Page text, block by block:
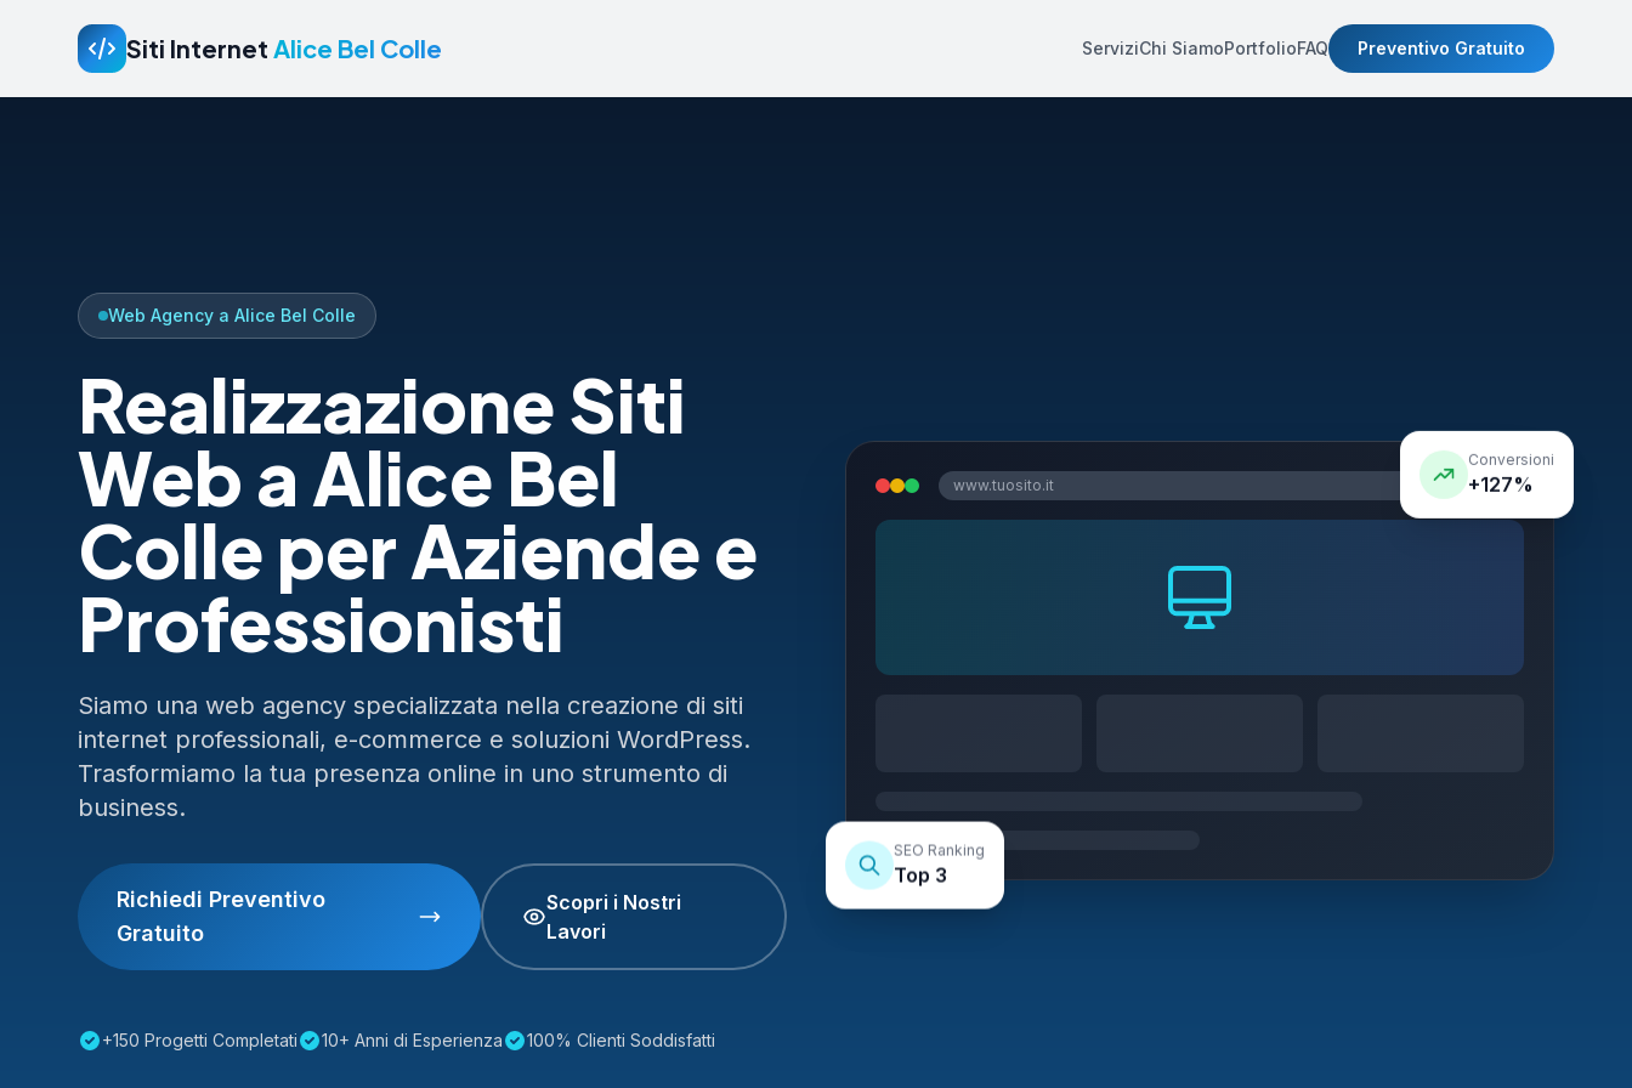
Siti Internet Alice Bel Colle ServiziChi SiamoPortfolioFAQ Preventivo Gratuito
Web Agency a Alice Bel Colle
Realizzazione Siti
Web a Alice Bel
Colle per Aziende e
Professionisti
Siamo una web agency specializzata nella creazione di siti
internet professionali, e-commerce e soluzioni WordPress.
Trasformiamo la tua presenza online in uno strumento di
business.
Richiedi Preventivo
Gratuito
Scopri i Nostri
Lavori
+150 Progetti Completati 10+ Anni di Esperienza 100% Clienti Soddisfatti
www.tuosito.it
Conversioni
+127%
SEO Ranking
Top 3